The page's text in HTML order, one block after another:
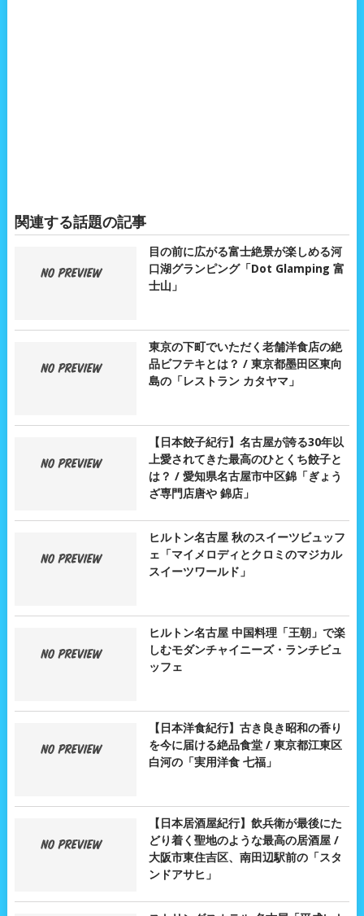
関連する話題の記事
目の前に広がる富士絶景が楽しめる河
口湖グランピング「Dot Glamping 富
士山」
東京の下町でいただく老舗洋食店の絶
品ビフテキとは？ / 東京都墨田区東向
島の「レストラン カタヤマ」
【日本餃子紀行】名古屋が誇る30年以
上愛されてきた最高のひとくち餃子と
は？ / 愛知県名古屋市中区錦「ぎょう
ざ専門店唐や 錦店」
ヒルトン名古屋 秋のスイーツビュッフ
ェ「マイメロディとクロミのマジカル
スイーツワールド」
ヒルトン名古屋 中国料理「王朝」で楽
しむモダンチャイニーズ・ランチビュ
ッフェ
【日本洋食紀行】古き良き昭和の香り
を今に届ける絶品食堂 / 東京都江東区
白河の「実用洋食 七福」
【日本居酒屋紀行】飲兵衛が最後にた
どり着く聖地のような最高の居酒屋 /
大阪市東住吉区、南田辺駅前の「スタ
ンドアサヒ」